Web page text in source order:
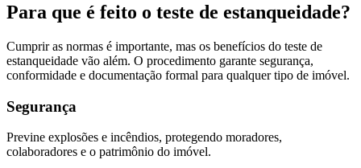
Para que é feito o teste de estanqueidade?
Cumprir as normas é importante, mas os benefícios do teste de
estanqueidade vão além. O procedimento garante segurança,
conformidade e documentação formal para qualquer tipo de imóvel.
Segurança
Previne explosões e incêndios, protegendo moradores,
colaboradores e o patrimônio do imóvel.